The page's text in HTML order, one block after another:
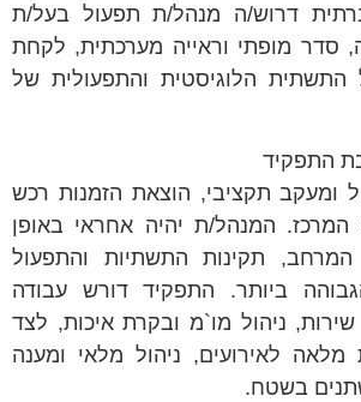
דרוש/ה מנהל/ת תפעול בעל/ת
סדר מופתי וראייה מערכתית, לקחת
הלוגיסטית והתפעולית של
התפקיד
ומעקב תקציבי, הוצאת הזמנות רכש
המנהל/ת יהיה אחראי באופן
תקינות התשתיות והתפעול
ביותר. התפקיד דורש עבודה
ניהול מו`מ ובקרת איכות, לצד
מלאה לאירועים, ניהול מלאי ומענה
בשטח.